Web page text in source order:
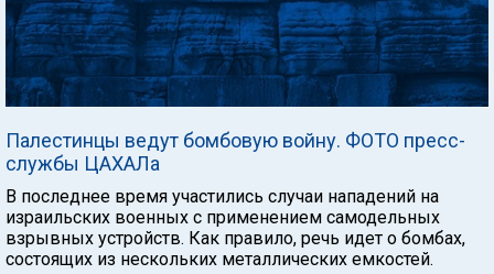
Палестинцы ведут бомбовую войну. ФОТО пресс-
службы ЦАХАЛа
В последнее время участились случаи нападений на
израильских военных с применением самодельных
взрывных устройств. Как правило, речь идет о бомбах,
состоящих из нескольких металлических емкостей.